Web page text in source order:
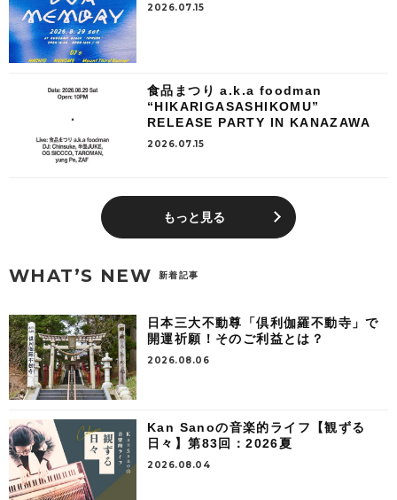
2026.07.15
食品まつり a.k.a foodman
“HIKARIGASASHIKOMU”
RELEASE PARTY IN KANAZAWA
2026.07.15
もっと見る
WHAT’S NEW 新着記事
日本三大不動尊「倶利伽羅不動寺」で
開運祈願！そのご利益とは？
2026.08.06
Kan Sanoの音楽的ライフ【観ずる
日々】第83回：2026夏
2026.08.04